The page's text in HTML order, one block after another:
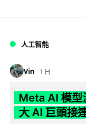
人工智能
Vin 1 日
Meta AI 模型
大 AI 巨頭接